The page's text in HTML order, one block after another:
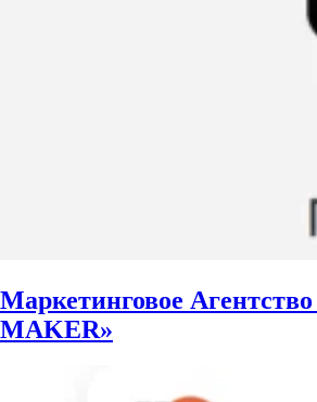
Маркетинговое
MAKER»